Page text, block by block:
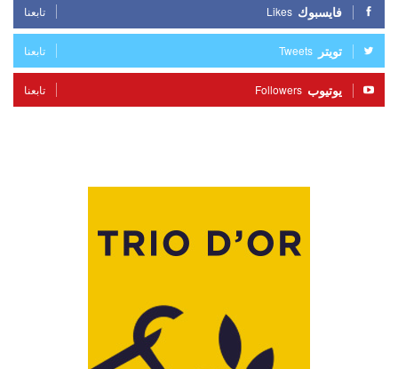
فايسبوك Likes تابعنا
تويتر Tweets تابعنا
يوتيوب Followers تابعنا